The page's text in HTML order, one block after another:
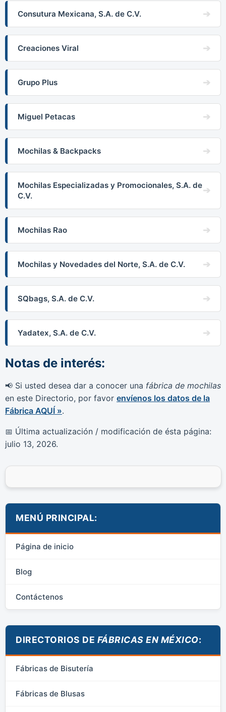
Consutura Mexicana, S.A. de C.V.
Creaciones Viral
Grupo Plus
Miguel Petacas
Mochilas & Backpacks
Mochilas Especializadas y Promocionales, S.A. de
C.V.
Mochilas Rao
Mochilas y Novedades del Norte, S.A. de C.V.
SQbags, S.A. de C.V.
Yadatex, S.A. de C.V.
Notas de interés:
📢 Si usted desea dar a conocer una fábrica de mochilas
en este Directorio, por favor envíenos los datos de la
Fábrica AQUÍ ».
📅 Última actualización / modificación de ésta página:
julio 13, 2026.
MENÚ PRINCIPAL:
Página de inicio
Blog
Contáctenos
DIRECTORIOS DE FÁBRICAS EN MÉXICO:
Fábricas de Bisutería
Fábricas de Blusas